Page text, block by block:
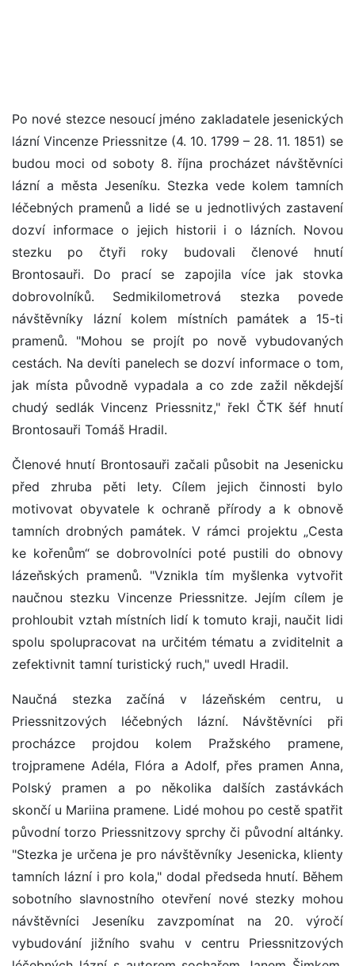
Po nové stezce nesoucí jméno zakladatele jesenických
lázní Vincenze Priessnitze (4. 10. 1799 – 28. 11. 1851) se
budou moci od soboty 8. října procházet návštěvníci
lázní a města Jeseníku. Stezka vede kolem tamních
léčebných pramenů a lidé se u jednotlivých zastavení
dozví informace o jejich historii i o lázních. Novou
stezku po čtyři roky budovali členové hnutí
Brontosauři. Do prací se zapojila více jak stovka
dobrovolníků. Sedmikilometrová stezka povede
návštěvníky lázní kolem místních památek a 15-ti
pramenů. "Mohou se projít po nově vybudovaných
cestách. Na devíti panelech se dozví informace o tom,
jak místa původně vypadala a co zde zažil někdejší
chudý sedlák Vincenz Priessnitz," řekl ČTK šéf hnutí
Brontosauři Tomáš Hradil.
Členové hnutí Brontosauři začali působit na Jesenicku
před zhruba pěti lety. Cílem jejich činnosti bylo
motivovat obyvatele k ochraně přírody a k obnově
tamních drobných památek. V rámci projektu „Cesta
ke kořenům“ se dobrovolníci poté pustili do obnovy
lázeňských pramenů. "Vznikla tím myšlenka vytvořit
naučnou stezku Vincenze Priessnitze. Jejím cílem je
prohloubit vztah místních lidí k tomuto kraji, naučit lidi
spolu spolupracovat na určitém tématu a zviditelnit a
zefektivnit tamní turistický ruch," uvedl Hradil.
Naučná stezka začíná v lázeňském centru, u
Priessnitzových léčebných lázní. Návštěvníci při
procházce projdou kolem Pražského pramene,
trojpramene Adéla, Flóra a Adolf, přes pramen Anna,
Polský pramen a po několika dalších zastávkách
skončí u Mariina pramene. Lidé mohou po cestě spatřit
původní torzo Priessnitzovy sprchy či původní altánky.
"Stezka je určena je pro návštěvníky Jesenicka, klienty
tamních lázní i pro kola," dodal předseda hnutí. Během
sobotního slavnostního otevření nové stezky mohou
návštěvníci Jeseníku zavzpomínat na 20. výročí
vybudování jižního svahu v centru Priessnitzových